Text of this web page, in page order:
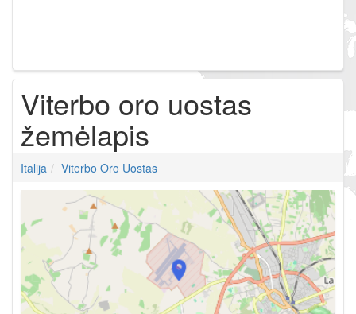
Viterbo oro uostas
žemėlapis
Italija Viterbo Oro Uostas